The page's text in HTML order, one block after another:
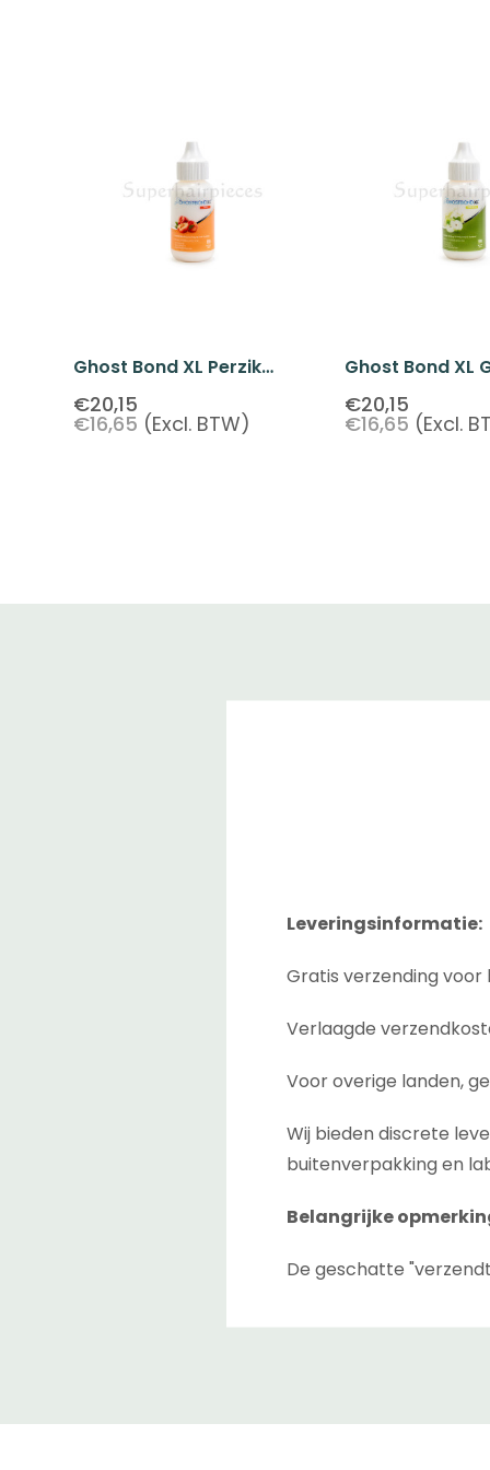
Ghost Bond XL Perzik
Vloeibare Lijm 38ML
€20,15
€16,65 (Excl. BTW)
Ghost Bond XL
Appel Vloeibare
€20,15
€16,65 (Excl.
Leveringsinformatie:
Gratis verzending voor
Verlaagde
Voor overige landen,
Wij bieden discrete
buitenverpakking en
Belangrijke
De geschatte
tussen magazijnen als